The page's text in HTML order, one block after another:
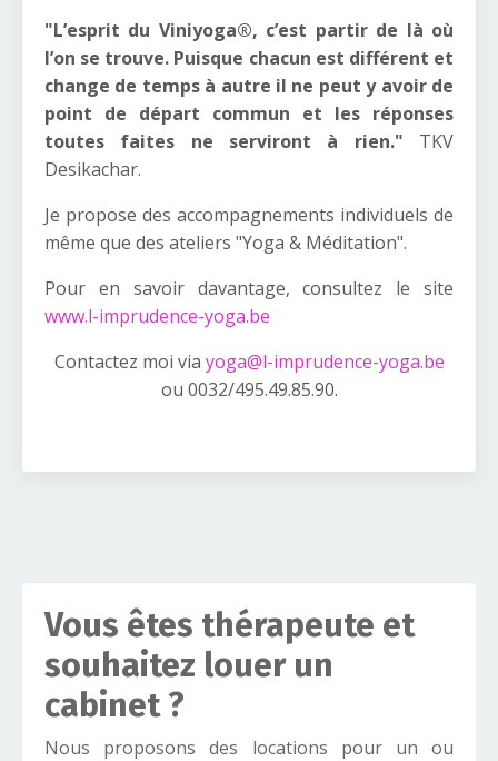
"L’esprit du Viniyoga®, c’est partir de là où
l’on se trouve. Puisque chacun est différent et
change de temps à autre il ne peut y avoir de
point de départ commun et les réponses
toutes faites ne serviront à rien." TKV
Desikachar.
Je propose des accompagnements individuels de
même que des ateliers "Yoga & Méditation".
Pour en savoir davantage, consultez le site
www.l-imprudence-yoga.be
Contactez moi via yoga@l-imprudence-yoga.be
ou 0032/495.49.85.90.
Vous êtes thérapeute et
souhaitez louer un
cabinet ?
Nous proposons des locations pour un ou